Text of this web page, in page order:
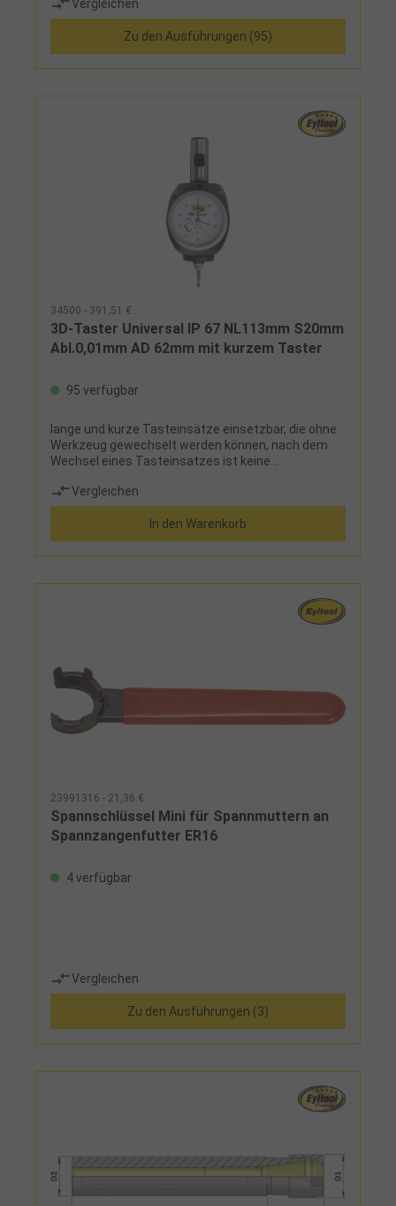
Vergleichen
Zu den Ausführungen (95)
34500 - 391,51 €
3D-Taster Universal IP 67 NL113mm S20mm
Abl.0,01mm AD 62mm mit kurzem Taster
95 verfügbar
lange und kurze Tasteinsätze einsetzbar, die ohne
Werkzeug gewechselt werden können, nach dem
Wechsel eines Tasteinsatzes ist keine
erforderlichLieferumfang:3D-Taster und kurzer
Tasteinsatz 25 mmHinweis:Auch mit SK40
Aufnahme lieferbar!
Vergleichen
In den Warenkorb
23991316 - 21,36 €
Spannschlüssel Mini für Spannmuttern an
Spannzangenfutter ER16
4 verfügbar
Vergleichen
Zu den Ausführungen (3)